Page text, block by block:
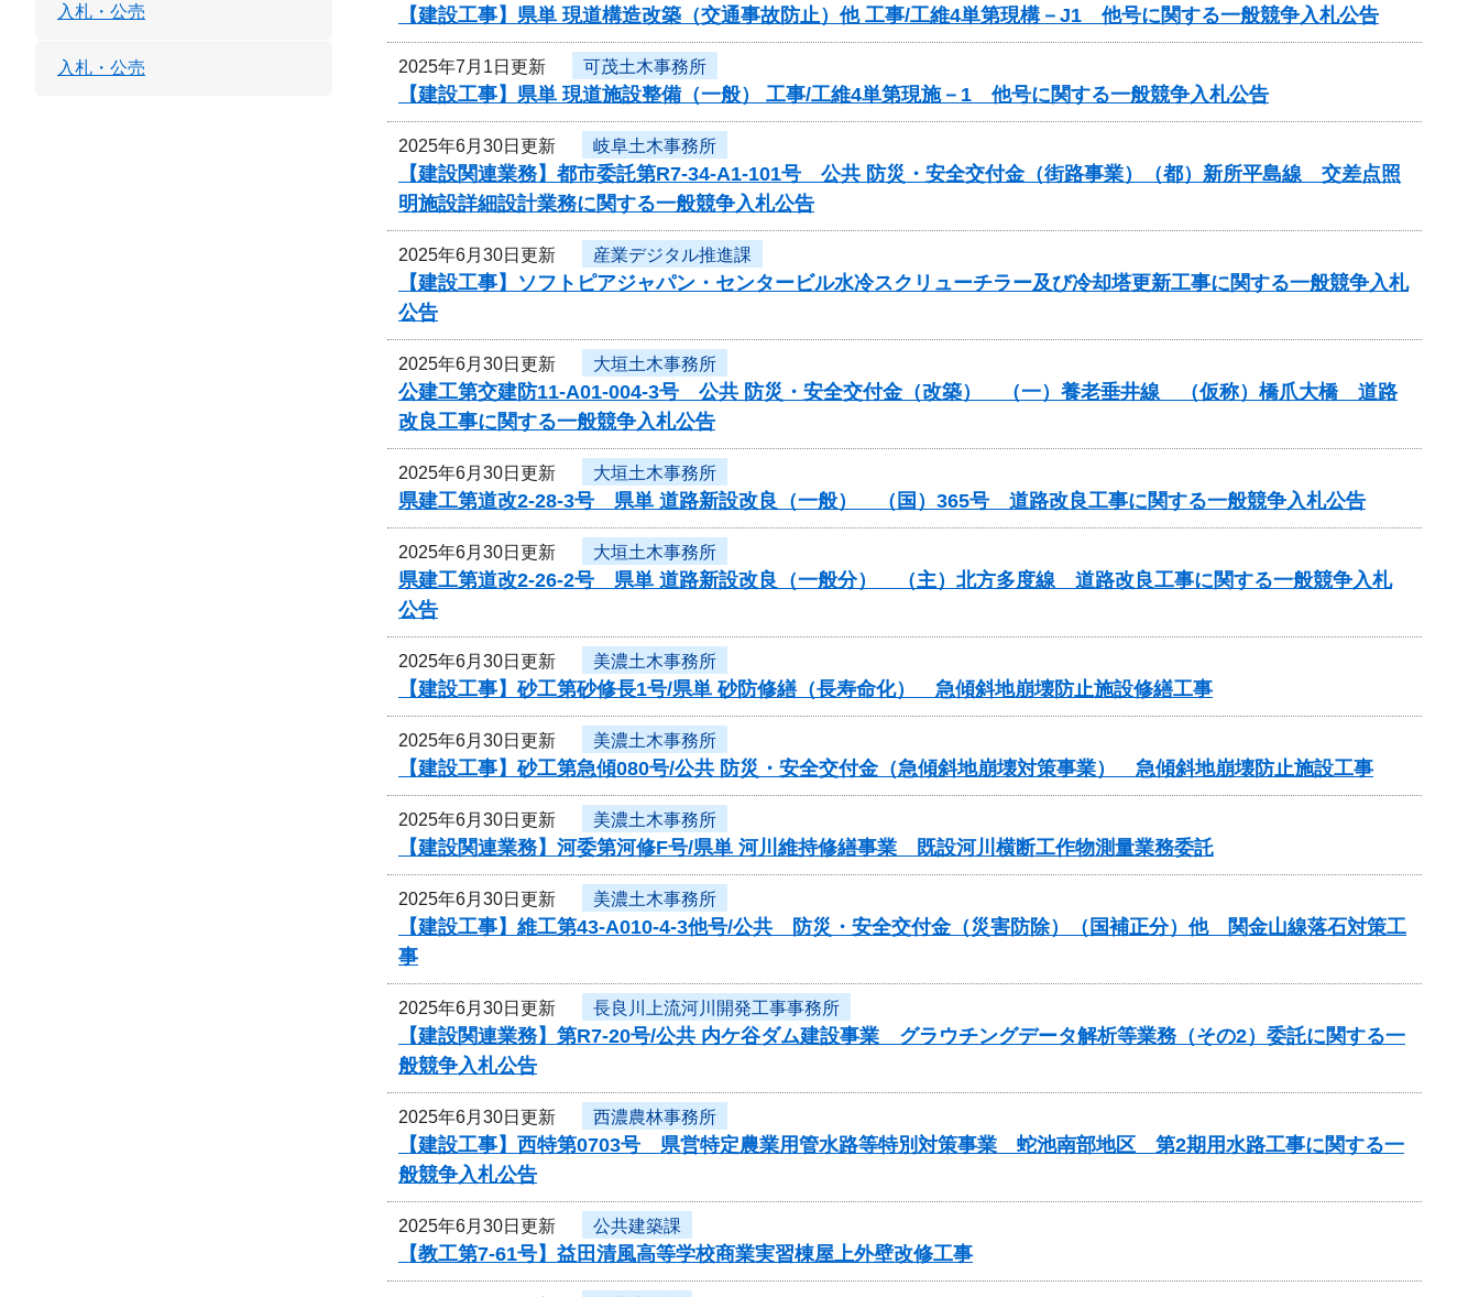
【建設工事】県単 現道構造改築（交通事故防止）他 工事/工維4単第現構－J1 他号に関する一般競争入札公告
2025年7月1日更新 可茂土木事務所
【建設工事】県単 現道施設整備（一般） 工事/工維4単第現施－1 他号に関する一般競争入札公告
2025年6月30日更新 岐阜土木事務所
【建設関連業務】都市委託第R7-34-A1-101号 公共 防災・安全交付金（街路事業）（都）新所平島線 交差点照
明施設詳細設計業務に関する一般競争入札公告
2025年6月30日更新 産業デジタル推進課
【建設工事】ソフトピアジャパン・センタービル水冷スクリューチラー及び冷却塔更新工事に関する一般競争入札
公告
2025年6月30日更新 大垣土木事務所
公建工第交建防11-A01-004-3号 公共 防災・安全交付金（改築） （一）養老垂井線 （仮称）橋爪大橋 道路
改良工事に関する一般競争入札公告
2025年6月30日更新 大垣土木事務所
県建工第道改2-28-3号 県単 道路新設改良（一般） （国）365号 道路改良工事に関する一般競争入札公告
2025年6月30日更新 大垣土木事務所
県建工第道改2-26-2号 県単 道路新設改良（一般分） （主）北方多度線 道路改良工事に関する一般競争入札
公告
2025年6月30日更新 美濃土木事務所
【建設工事】砂工第砂修長1号/県単 砂防修繕（長寿命化） 急傾斜地崩壊防止施設修繕工事
2025年6月30日更新 美濃土木事務所
【建設工事】砂工第急傾080号/公共 防災・安全交付金（急傾斜地崩壊対策事業） 急傾斜地崩壊防止施設工事
2025年6月30日更新 美濃土木事務所
【建設関連業務】河委第河修F号/県単 河川維持修繕事業 既設河川横断工作物測量業務委託
2025年6月30日更新 美濃土木事務所
【建設工事】維工第43-A010-4-3他号/公共 防災・安全交付金（災害防除）（国補正分）他 関金山線落石対策工
事
2025年6月30日更新 長良川上流河川開発工事事務所
【建設関連業務】第R7-20号/公共 内ケ谷ダム建設事業 グラウチングデータ解析等業務（その2）委託に関する一
般競争入札公告
2025年6月30日更新 西濃農林事務所
【建設工事】西特第0703号 県営特定農業用管水路等特別対策事業 蛇池南部地区 第2期用水路工事に関する一
般競争入札公告
2025年6月30日更新 公共建築課
【教工第7-61号】益田清風高等学校商業実習棟屋上外壁改修工事
入札・公売
入札・公売